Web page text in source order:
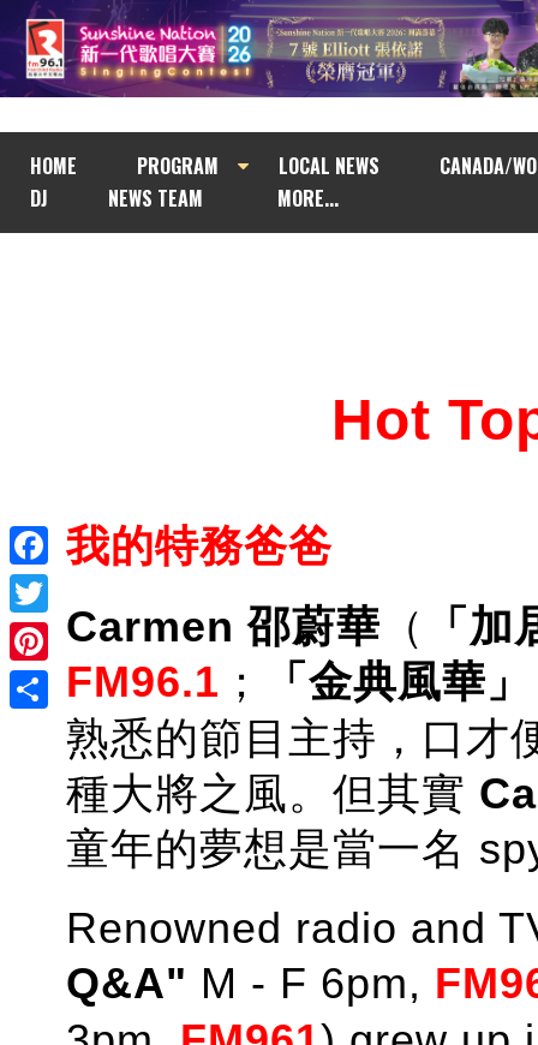
HOME PROGRAM LOCAL NEWS
CANADA/
DJ
NEWS TEAM MORE...
Facebook
Twitter
Pinterest
Hot
我的特務爸爸
Carmen 邵蔚華 （
「
FM96.1 ； 「 金典風華」
熟悉的節目主持，口才
種大將之風。但其實
童年的夢想是當一名
Renowned radio and
Q&A" M - F 6pm,